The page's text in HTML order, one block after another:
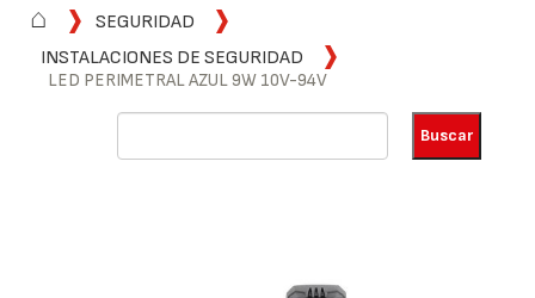
⌂
SEGURIDAD
INSTALACIONES DE SEGURIDAD
LED PERIMETRAL AZUL 9W 10V-94V